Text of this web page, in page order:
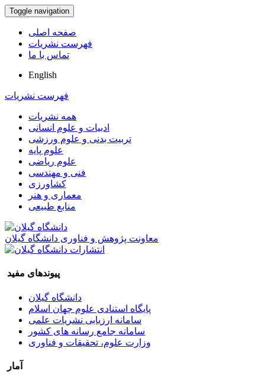
Toggle navigation
صفحه اصلی
فهرست نشریات
تماس با ما
English
فهرست نشریات
همه نشریات
ادبیات و علوم انسانی
تربیت بدنی و علوم ورزشی
علوم پایه
علوم ریاضی
فنی و مهندسی
کشاورزی
معماری و هنر
منابع طبیعی
معاونت پژوهش و فناوری دانشگاه گیلان
پیوندهای مفید
دانشگاه گیلان
پایگاه استنادی علوم جهان اسلام
سامانه ارزیابی نشریات علمی
سامانه جامع رسانه های کشور
وزارت علوم، تحقیقات و فناوری
آمار